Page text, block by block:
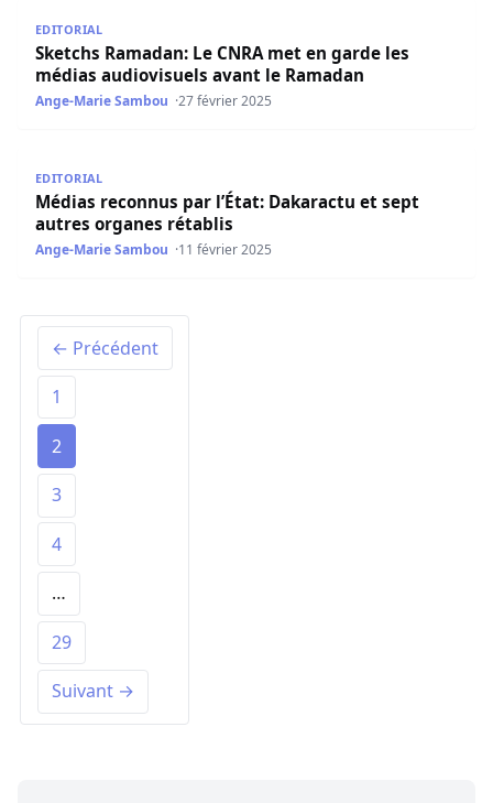
EDITORIAL
Sketchs Ramadan: Le CNRA met en garde les
médias audiovisuels avant le Ramadan
Ange-Marie Sambou 27 février 2025
EDITORIAL
Médias reconnus par l’État: Dakaractu et sept
autres organes rétablis
Ange-Marie Sambou 11 février 2025
← Précédent
1
2
3
4
…
29
Suivant →